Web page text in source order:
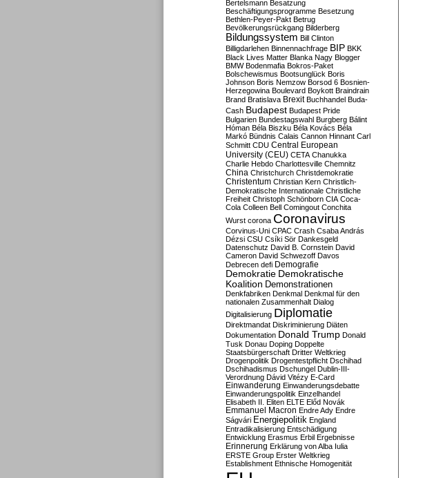
Bertelsmann Besatzung
Beschäftigungsprogramme Besetzung
Bethlen-Peyer-Pakt Betrug
Bevölkerungsrückgang Bilderberg
Bildungssystem Bill Clinton
Billigdarlehen Binnennachfrage BIP BKK
Black Lives Matter Blanka Nagy Blogger
BMW Bodenmafia Bokros-Paket
Bolschewismus Bootsunglück Boris
Johnson Boris Nemzow Borsod 6 Bosnien-
Herzegowina Boulevard Boykott Braindrain
Brand Bratislava Brexit Buchhandel Buda-
Cash Budapest Budapest Pride
Bulgarien Bundestagswahl Burgberg Bálint
Hóman Béla Biszku Béla Kovács Béla
Markó Bündnis Calais Cannon Hinnant Carl
Schmitt CDU Central European
University (CEU) CETA Chanukka
Charlie Hebdo Charlottesville Chemnitz
China Christchurch Christdemokratie
Christentum Christian Kern Christlich-
Demokratische Internationale Christliche
Freiheit Christoph Schönborn CIA Coca-
Cola Colleen Bell Comingout Conchita
Wurst corona Coronavirus
Corvinus-Uni CPAC Crash Csaba András
Dézsi CSU Csíki Sör Dankesgeld
Datenschutz David B. Cornstein David
Cameron David Schwezoff Davos
Debrecen defi Demografie
Demokratie Demokratische
Koalition Demonstrationen
Denkfabriken Denkmal Denkmal für den
nationalen Zusammenhalt Dialog
Digitalisierung Diplomatie
Direktmandat Diskriminierung Diäten
Dokumentation Donald Trump Donald
Tusk Donau Doping Doppelte
Staatsbürgerschaft Dritter Weltkrieg
Drogenpolitik Drogentestpflicht Dschihad
Dschihadismus Dschungel Dublin-III-
Verordnung Dávid Vitézy E-Card
Einwanderung Einwanderungsdebatte
Einwanderungspolitik Einzelhandel
Elisabeth II. Eliten ELTE Előd Novák
Emmanuel Macron Endre Ady Endre
Ságvári Energiepolitik England
Entradikalisierung Entschädigung
Entwicklung Erasmus Erbil Ergebnisse
Erinnerung Erklärung von Alba Iulia
ERSTE Group Erster Weltkrieg
Establishment Ethnische Homogenität